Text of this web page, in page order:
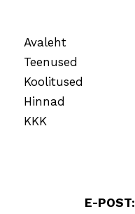
Avaleht
Teenused
Koolitused
Hinnad
KKK
E-POST: